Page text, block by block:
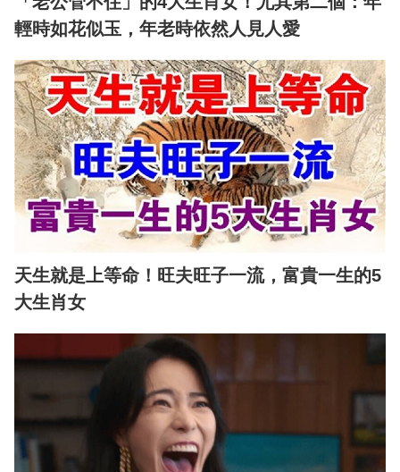
輕時如花似玉，年老時依然人見人愛
天生就是上等命！旺夫旺子一流，富貴一生的5
大生肖女